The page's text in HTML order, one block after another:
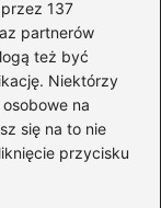
137
partnerów
też być
Niektórzy
na
się na to nie
przycisku